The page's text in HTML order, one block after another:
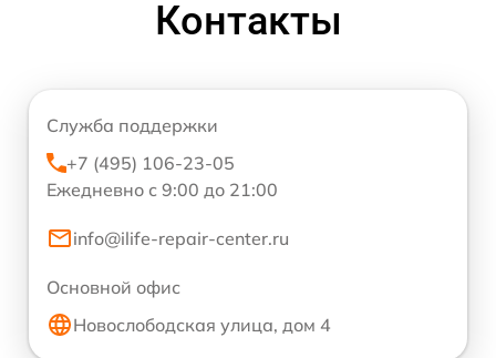
Контакты
Служба поддержки
+7 (495) 106-23-05
Ежедневно с 9:00 до 21:00
info@ilife-repair-center.ru
Основной офис
Новослободская улица, дом 4